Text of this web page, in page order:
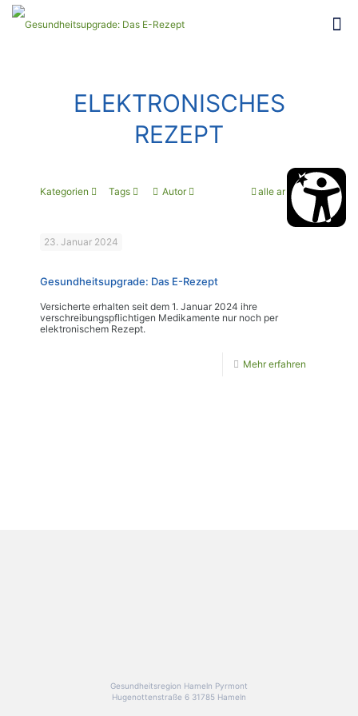
ELEKTRONISCHES
REZEPT
Kategorien Tags Autor alle anzeigen
23. Januar 2024
Gesundheitsupgrade: Das E-Rezept
Versicherte erhalten seit dem 1. Januar 2024 ihre
verschreibungspflichtigen Medikamente nur noch per
elektronischem Rezept.
Mehr erfahren
Gesundheitsregion Hameln Pyrmont
Hugenottenstraße 6 31785 Hameln